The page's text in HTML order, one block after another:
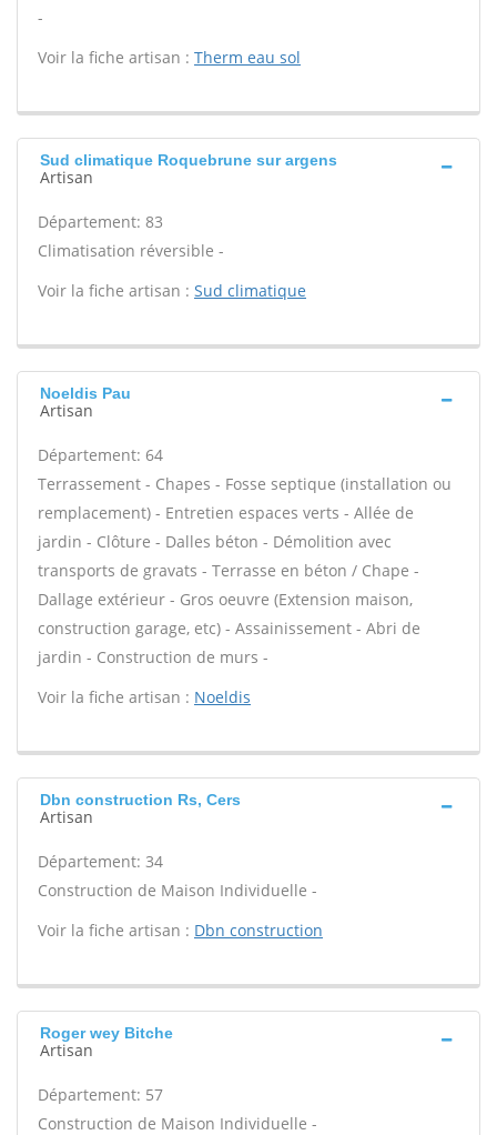
-
Voir la fiche artisan : Therm eau sol
Sud climatique Roquebrune sur argens
Artisan
Département: 83
Climatisation réversible -
Voir la fiche artisan : Sud climatique
Noeldis Pau
Artisan
Département: 64
Terrassement - Chapes - Fosse septique (installation ou
remplacement) - Entretien espaces verts - Allée de
jardin - Clôture - Dalles béton - Démolition avec
transports de gravats - Terrasse en béton / Chape -
Dallage extérieur - Gros oeuvre (Extension maison,
construction garage, etc) - Assainissement - Abri de
jardin - Construction de murs -
Voir la fiche artisan : Noeldis
Dbn construction Rs, Cers
Artisan
Département: 34
Construction de Maison Individuelle -
Voir la fiche artisan : Dbn construction
Roger wey Bitche
Artisan
Département: 57
Construction de Maison Individuelle -